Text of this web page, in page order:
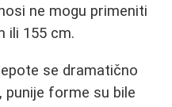
ne mogu primeniti
ili 155 cm.
se dramatično
punije forme su bile